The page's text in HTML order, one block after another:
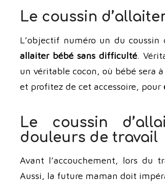
Le coussin
L’objectif numéro un du
allaiter bébé sans difficulté.
un véritable cocon, où bébé sera
et profitez de cet accessoire, pour
Le coussin
douleurs de travail
Avant l’accouchement, lors du
Aussi, la future maman doit